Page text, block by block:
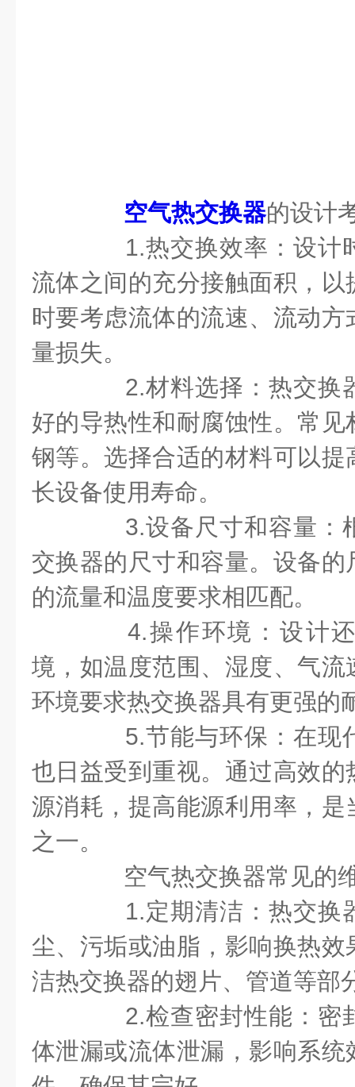
空气热交换器的设计
1.热交换效率：设计
流体之间的充分接触面积，
时要考虑流体的流速、流动
量损失。
2.材料选择：热交换
好的导热性和耐腐蚀性。常
钢等。选择合适的材料可以
长设备使用寿命。
3.设备尺寸和容量：
交换器的尺寸和容量。设备
的流量和温度要求相匹配。
4.操作环境：设计还
境，如温度范围、湿度、气
环境要求热交换器具有更强的
5.节能与环保：在现
也日益受到重视。通过高效
源消耗，提高能源利用率，
之一。
空气热交换器常见的
1.定期清洁：热交换
尘、污垢或油脂，影响换热
洁热交换器的翅片、管道等部
2.检查密封性能：密
体泄漏或流体泄漏，影响系